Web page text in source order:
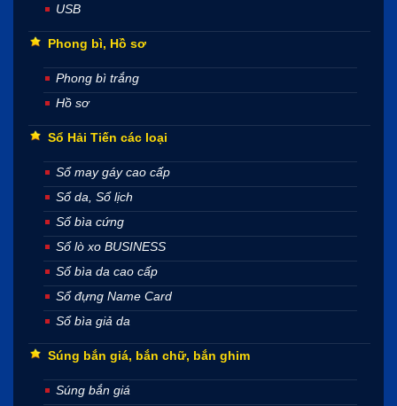
USB
Phong bì, Hồ sơ
Phong bì trắng
Hồ sơ
Sổ Hải Tiến các loại
Sổ may gáy cao cấp
Sổ da, Sổ lịch
Sổ bìa cứng
Sổ lò xo BUSINESS
Sổ bìa da cao cấp
Sổ đựng Name Card
Sổ bìa giả da
Súng bắn giá, bắn chữ, bắn ghim
Súng bắn giá